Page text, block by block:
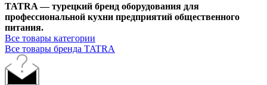
TATRA — турецкий бренд оборудования для
профессиональной кухни предприятий общественного
питания.
Все товары категории
Все товары бренда TATRA